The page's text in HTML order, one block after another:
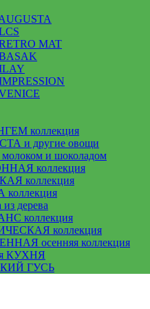
MAT
коллекция
и другие овощи
и шоколадом
коллекция
коллекция
дерева
коллекция
коллекция
осенняя коллекция
КУХНЯ
ГУСЬ